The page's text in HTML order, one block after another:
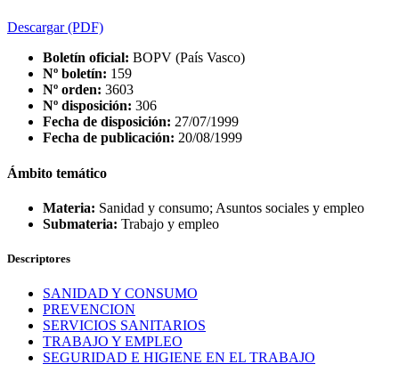
Descargar(PDF)
Boletín oficial: BOPV (País Vasco)
Nº boletín: 159
Nº orden: 3603
Nº disposición: 306
Fecha de disposición: 27/07/1999
Fecha de publicación: 20/08/1999
Ámbito temático
Materia: Sanidad y consumo; Asuntos sociales y empleo
Submateria: Trabajo y empleo
Descriptores
SANIDAD Y CONSUMO
PREVENCION
SERVICIOS SANITARIOS
TRABAJO Y EMPLEO
SEGURIDAD E HIGIENE EN EL TRABAJO